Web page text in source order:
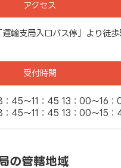
アクセス
運輸支局入口バス停」より徒
受付時間
：45～11：45 13：00～16：
：45～11：45 13：00～15：
の管轄地域